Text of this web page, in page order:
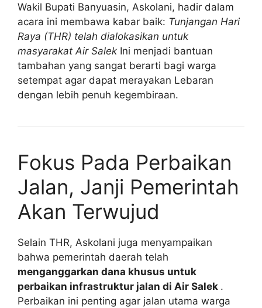
Wakil Bupati Banyuasin, Askolani, hadir dalam
acara ini membawa kabar baik: Tunjangan Hari
Raya (THR) telah dialokasikan untuk
masyarakat Air Salek Ini menjadi bantuan
tambahan yang sangat berarti bagi warga
setempat agar dapat merayakan Lebaran
dengan lebih penuh kegembiraan.
Fokus Pada Perbaikan
Jalan, Janji Pemerintah
Akan Terwujud
Selain THR, Askolani juga menyampaikan
bahwa pemerintah daerah telah
menganggarkan dana khusus untuk
perbaikan infrastruktur jalan di Air Salek .
Perbaikan ini penting agar jalan utama warga